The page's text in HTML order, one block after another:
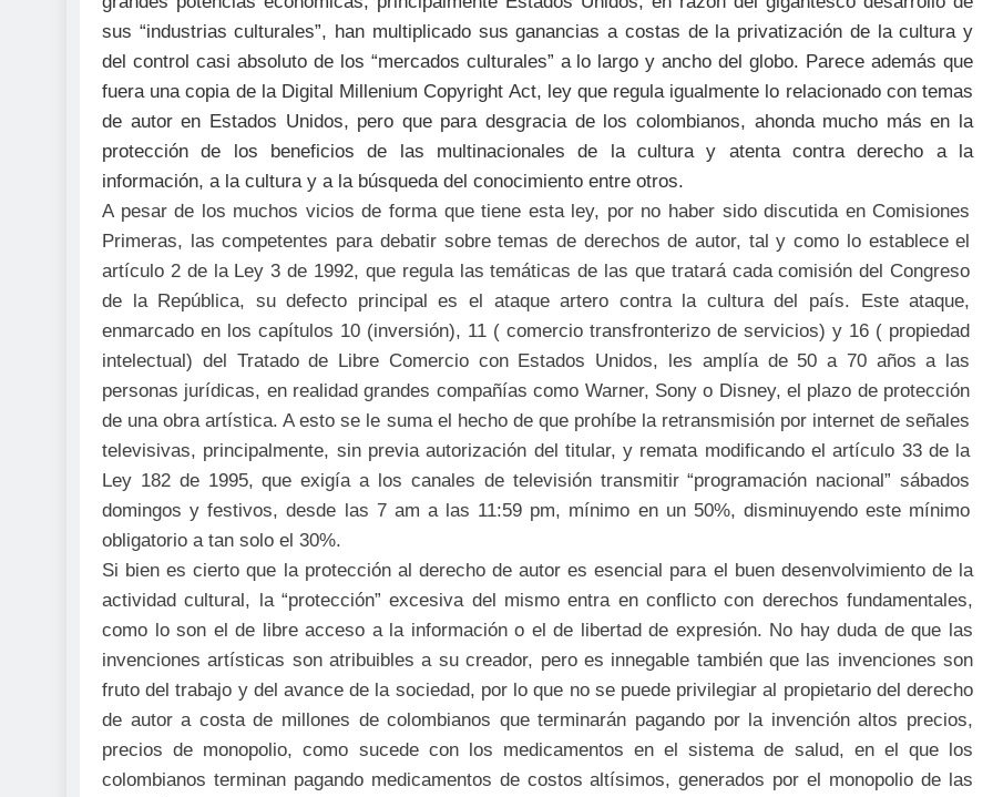
sus “industrias culturales”, han multiplicado sus ganancias a costas de la privatización de la cultura y
del control casi absoluto de los “mercados culturales” a lo largo y ancho del globo. Parece además que
fuera una copia de la Digital Millenium Copyright Act, ley que regula igualmente lo relacionado con temas
de autor en Estados Unidos, pero que para desgracia de los colombianos, ahonda mucho más en la
protección de los beneficios de las multinacionales de la cultura y atenta contra derecho a la
información, a la cultura y a la búsqueda del conocimiento entre otros.
A pesar de los muchos vicios de forma que tiene esta ley, por no haber sido discutida en Comisiones
Primeras, las competentes para debatir sobre temas de derechos de autor, tal y como lo establece el
artículo 2 de la Ley 3 de 1992, que regula las temáticas de las que tratará cada comisión del Congreso
de la República, su defecto principal es el ataque artero contra la cultura del país. Este ataque,
enmarcado en los capítulos 10 (inversión), 11 ( comercio transfronterizo de servicios) y 16 ( propiedad
intelectual) del Tratado de Libre Comercio con Estados Unidos, les amplía de 50 a 70 años a las
personas jurídicas, en realidad grandes compañías como Warner, Sony o Disney, el plazo de protección
de una obra artística. A esto se le suma el hecho de que prohíbe la retransmisión por internet de señales
televisivas, principalmente, sin previa autorización del titular, y remata modificando el artículo 33 de la
Ley 182 de 1995, que exigía a los canales de televisión transmitir “programación nacional” sábados
domingos y festivos, desde las 7 am a las 11:59 pm, mínimo en un 50%, disminuyendo este mínimo
obligatorio a tan solo el 30%.
Si bien es cierto que la protección al derecho de autor es esencial para el buen desenvolvimiento de la
actividad cultural, la “protección” excesiva del mismo entra en conflicto con derechos fundamentales,
como lo son el de libre acceso a la información o el de libertad de expresión. No hay duda de que las
invenciones artísticas son atribuibles a su creador, pero es innegable también que las invenciones son
fruto del trabajo y del avance de la sociedad, por lo que no se puede privilegiar al propietario del derecho
de autor a costa de millones de colombianos que terminarán pagando por la invención altos precios,
precios de monopolio, como sucede con los medicamentos en el sistema de salud, en el que los
colombianos terminan pagando medicamentos de costos altísimos, generados por el monopolio de las